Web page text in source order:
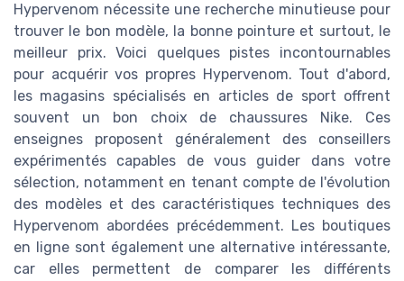
Hypervenom nécessite une recherche minutieuse pour
trouver le bon modèle, la bonne pointure et surtout, le
meilleur prix. Voici quelques pistes incontournables
pour acquérir vos propres Hypervenom. Tout d'abord,
les magasins spécialisés en articles de sport offrent
souvent un bon choix de chaussures Nike. Ces
enseignes proposent généralement des conseillers
expérimentés capables de vous guider dans votre
sélection, notamment en tenant compte de l'évolution
des modèles et des caractéristiques techniques des
Hypervenom abordées précédemment. Les boutiques
en ligne sont également une alternative intéressante,
car elles permettent de comparer les différents